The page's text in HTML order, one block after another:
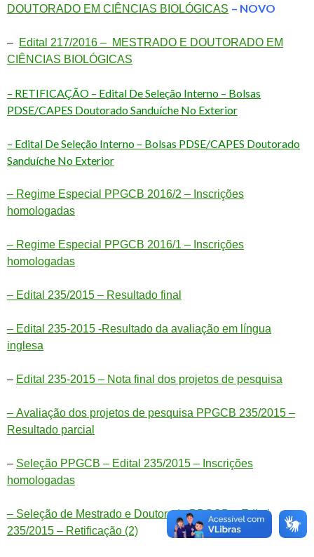
DOUTORADO EM CIÊNCIAS BIOLÓGICAS – NOVO
– Edital 217/2016 – MESTRADO E DOUTORADO EM
CIÊNCIAS BIOLÓGICAS
– RETIFICAÇÃO – Edital De Seleção Interno – Bolsas
PDSE/CAPES Doutorado Sanduíche No Exterior
– Edital De Seleção Interno – Bolsas PDSE/CAPES Doutorado
Sanduíche No Exterior
– Regime Especial PPGCB 2016/2 – Inscrições
homologadas
– Regime Especial PPGCB 2016/1 – Inscrições
homologadas
– Edital 235/2015 – Resultado final
– Edital 235-2015 -Resultado da avaliação em língua
inglesa
– Edital 235-2015 – Nota final dos projetos de pesquisa
– Avaliação dos projetos de pesquisa PPGCB 235/2015 –
Resultado parcial
– Seleção PPGCB – Edital 235/2015 – Inscrições
homologadas
– Seleção de Mestrado e Doutorado PPGCB – Edital
235/2015 – Retificação (2)